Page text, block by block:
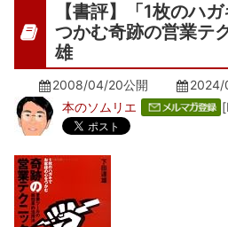
【書評】「1枚のハ
つかむ奇跡の営業テ
雄
2008/04/20公開 2024/
本のソムリエ